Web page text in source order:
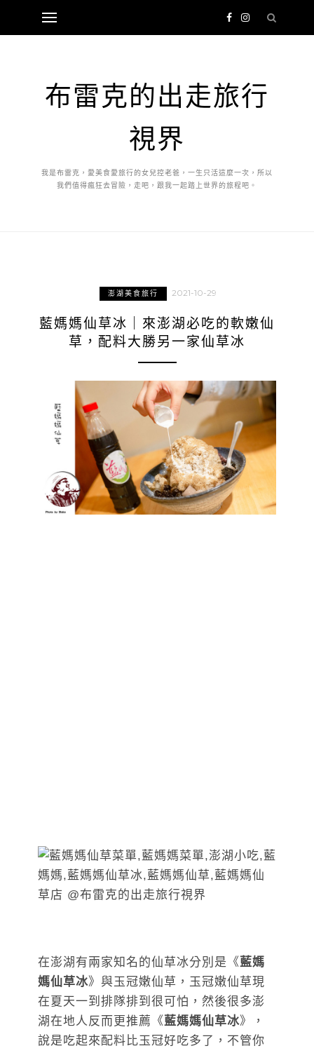
布雷克的出走旅行
視界
我是布雷克，愛美食愛旅行的女兒控老爸，一生只活這麼一次，所以
我們值得瘋狂去冒險，走吧，跟我一起踏上世界的旅程吧。
澎湖美食旅行 2021-10-29
藍媽媽仙草冰｜來澎湖必吃的軟嫩仙
草，配料大勝另一家仙草冰
在澎湖有兩家知名的仙草冰分別是《藍媽
媽仙草冰》與玉冠嫩仙草，玉冠嫩仙草現
在夏天一到排隊排到很可怕，然後很多澎
湖在地人反而更推薦《藍媽媽仙草冰》，
說是吃起來配料比玉冠好吃多了，不管你